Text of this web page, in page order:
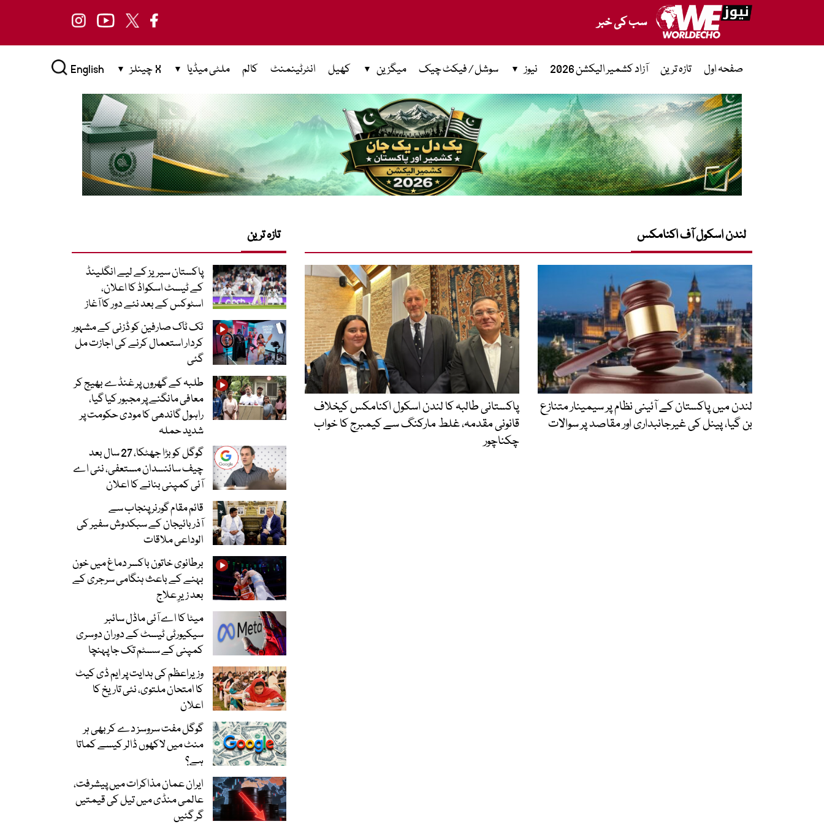
سب کی خبر
صفحہ اول تازہ ترین آزاد کشمیر الیکشن 2026 نیوز سوشل / فیکٹ چیک میگزین کھیل انٹرٹینمنٹ کالم ملٹی میڈیا X چینلز English
لندن اسکول آف اکنامکس
لندن میں پاکستان کے آئینی نظام پر سیمینار متنازع
بن گیا، پینل کی غیرجانبداری اور مقاصد پر سوالات
پاکستانی طالبہ کا لندن اسکول اکنامکس کیخلاف
قانونی مقدمہ، غلط مارکنگ سے کیمبرج کا خواب
چکناچور
تازہ ترین
پاکستان سیریز کے لیے انگلینڈ
کے ٹیسٹ اسکواڈ کا اعلان،
اسٹوکس کے بعد نئے دور کا آغاز
ٹک ٹاک صارفین کو ڈزنی کے مشہور
کردار استعمال کرنے کی اجازت مل
گئی
طلبہ کے گھروں پر غنڈے بھیج کر
معافی مانگنے پر مجبور کیا گیا،
راہول گاندھی کا مودی حکومت پر
شدید حملہ
گوگل کو بڑا جھٹکا، 27 سال بعد
چیف سائنسدان مستعفی، نئی اے
آئی کمپنی بنانے کا اعلان
قائم مقام گورنر پنجاب سے
آذربائیجان کے سبکدوش سفیر کی
الوداعی ملاقات
برطانوی خاتون باکسر دماغ میں خون
بہنے کے باعث ہنگامی سرجری کے
بعد زیرِ علاج
میٹا کا اے آئی ماڈل سائبر
سیکیورٹی ٹیسٹ کے دوران دوسری
کمپنی کے سسٹم تک جا پہنچا
وزیراعظم کی ہدایت پر ایم ڈی کیٹ
کا امتحان ملتوی، نئی تاریخ کا
اعلان
گوگل مفت سروسز دے کر بھی ہر
منٹ میں لاکھوں ڈالر کیسے کماتا
ہے؟
ایران عمان مذاکرات میں پیشرفت،
عالمی منڈی میں تیل کی قیمتیں
گر گئیں